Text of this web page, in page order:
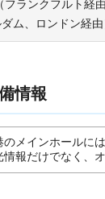
ランクフルト経由
ム、ロンドン経由
情報
のメインホールに
情報だけでなく、